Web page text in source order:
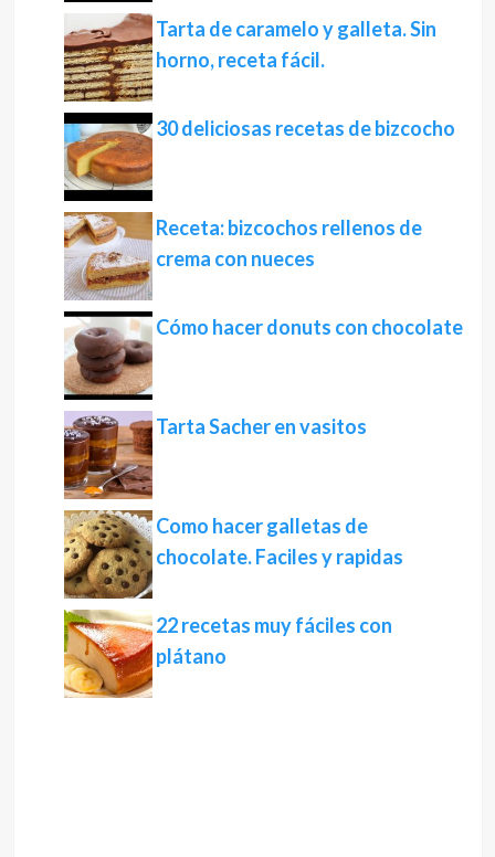
Tarta de caramelo y galleta. Sin
horno, receta fácil.
30 deliciosas recetas de bizcocho
Receta: bizcochos rellenos de
crema con nueces
Cómo hacer donuts con chocolate
Tarta Sacher en vasitos
Como hacer galletas de
chocolate. Faciles y rapidas
22 recetas muy fáciles con
plátano